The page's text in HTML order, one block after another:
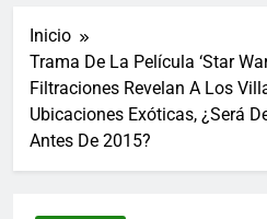
7
Inicio
Trama De La Película ‘Star
Filtraciones Revelan A Los
Ubicaciones Exóticas, ¿Será
Antes De 2015?